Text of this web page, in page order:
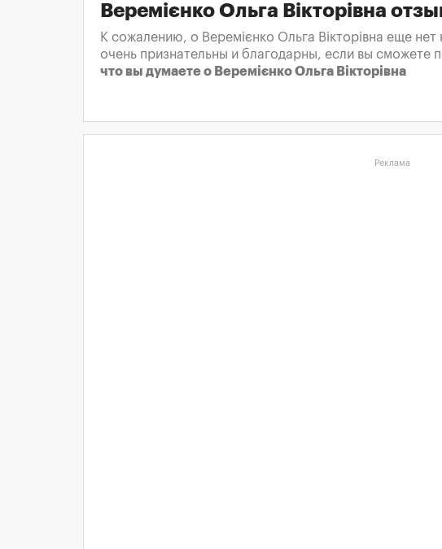
Веремієнко Ольга Вікторівна
К сожалению, о Веремієнко Ольга Вікторівна еще
очень признательны и благодарны, если вы сможете
что вы думаете о Веремієнко Ольга Вікторівна
Реклама